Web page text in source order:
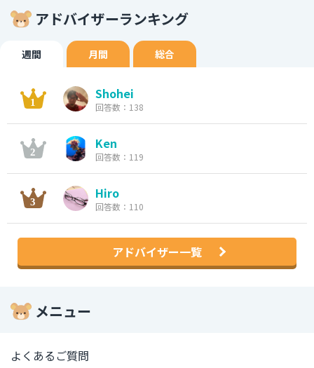
アドバイザーランキング
週間 月間 総合
Shohei
回答数：138
Ken
回答数：119
Hiro
回答数：110
アドバイザー一覧
メニュー
よくあるご質問